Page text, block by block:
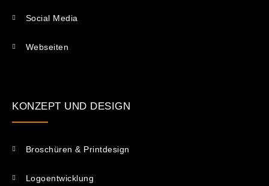
Social Media
Webseiten
KONZEPT UND DESIGN
Broschüren & Printdesign
Logoentwicklung